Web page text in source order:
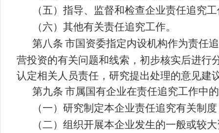
（五）指导、监督和检查企业责任追究
（六）其他有关责任追究工作。
第八条 市国资委指定内设机构作为责任
营投资的有关问题和线索，初步核实后进行
认定相关人员责任，研究提出处理的意见建
第九条 市属国有企业在责任追究工作中
（一） 研究制定本企业责任追究有关制度
（二）组织开展本企业发生的一般或较